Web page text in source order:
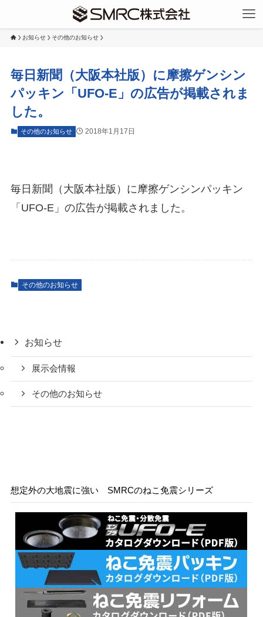
お知らせ その他のお知らせ
毎日新聞（大阪本社版）に摩擦ゲンシン
パッキン「UFO-E」の広告が掲載されま
した。
その他のお知らせ 2018年1月17日
毎日新聞（大阪本社版）に摩擦ゲンシンパッキン
「UFO-E」の広告が掲載されました。
その他のお知らせ
お知らせ
展示会情報
その他のお知らせ
想定外の大地震に強い SMRCのねこ免震シリーズ